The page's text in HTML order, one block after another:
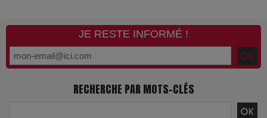
JE RESTE INFORMÉ !
RECHERCHE PAR MOTS-CLÉS